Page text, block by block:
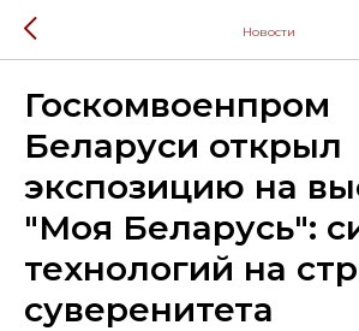
Новости
Госкомвоенпром
Беларуси открыл
экспозицию на
"Моя Беларусь":
технологий на
суверенитета